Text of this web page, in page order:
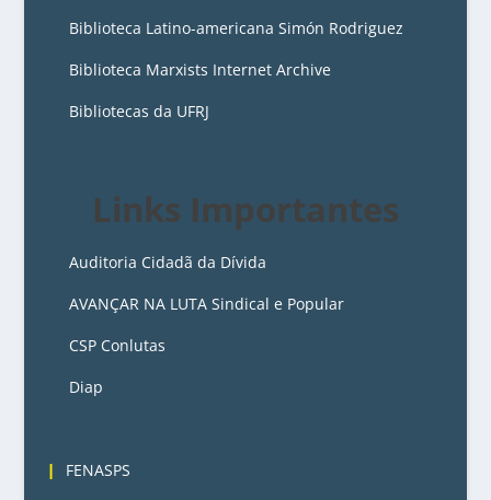
Biblioteca Latino-americana Simón Rodriguez
Biblioteca Marxists Internet Archive
Bibliotecas da UFRJ
Links Importantes
Auditoria Cidadã da Dívida
AVANÇAR NA LUTA Sindical e Popular
CSP Conlutas
Diap
FENASPS